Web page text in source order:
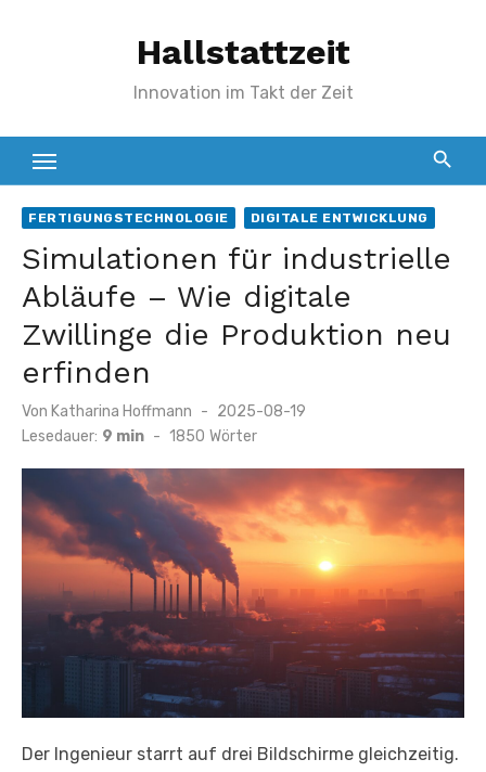
Hallstattzeit
Innovation im Takt der Zeit
FERTIGUNGSTECHNOLOGIE DIGITALE ENTWICKLUNG
Simulationen für industrielle
Abläufe – Wie digitale
Zwillinge die Produktion neu
erfinden
Von Katharina Hoffmann
Veröffentlicht
am
2025-08-19
Lesedauer: 9 min - 1850 Wörter
Der Ingenieur starrt auf drei Bildschirme gleichzeitig.